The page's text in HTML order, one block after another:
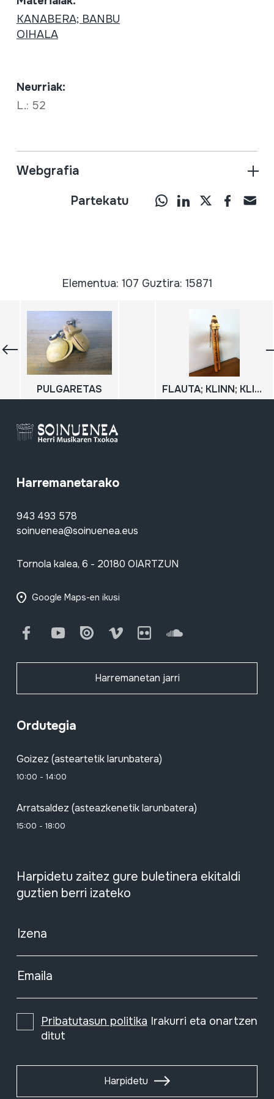
KANABERA; BANBU
OIHALA
Neurriak:
L.: 52
Webgrafia
Partekatu
Elementua: 107 Guztira: 15871
PULGARETAS FLAUTA; KLINN; KLINN BIKOITZA
Harremanetarako
943 493 578
soinuenea@soinuenea.eus
Tornola kalea, 6 - 20180 OIARTZUN
Google Maps-en ikusi
FacebookYoutube Issuu Vimeo Flickr SoundCloud
Harremanetan jarri
Ordutegia
Goizez (asteartetik larunbatera)
10:00 - 14:00
Arratsaldez (asteazkenetik larunbatera)
15:00 - 18:00
Harpidetu zaitez gure buletinera ekitaldi
guztien berri izateko
Izena
Emaila
Pribatutasun politika Irakurri eta onartzen
ditut
Harpidetu